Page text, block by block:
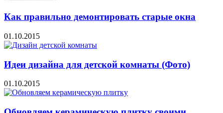
Как правильно демонтировать старые окна
01.10.2015
Идеи дизайна для детской комнаты (Фото)
01.10.2015